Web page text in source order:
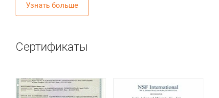
Узнать больше
Сертификаты